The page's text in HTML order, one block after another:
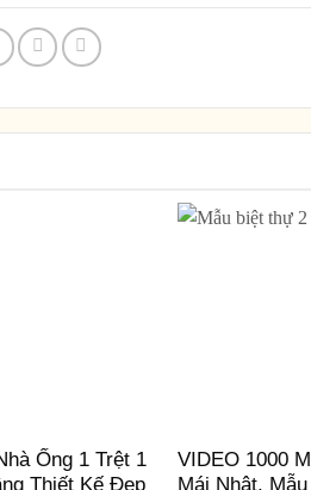
Ống 1 Trệt 1
Thiết Kế Đẹp
VIDEO 1000
Mái Nhật,